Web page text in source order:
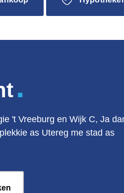
.
't Vreeburg en Wijk C, Ja
as Utereg me stad as